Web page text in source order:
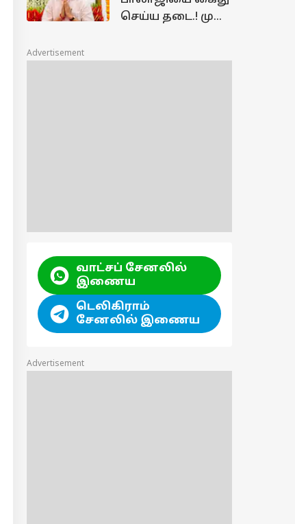
செய்ய தடை.! முன்
Advertisement
வாட்சப் சேனலில்
இணைய
டெலிகிராம்
சேனலில் இணைய
Advertisement